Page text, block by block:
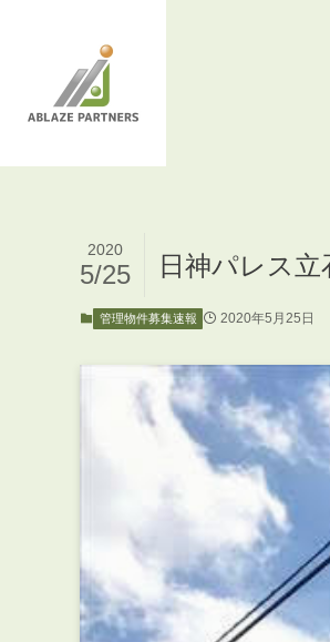
日神パレス
2020
5/25
管理物件募集速報 2020年5月25日